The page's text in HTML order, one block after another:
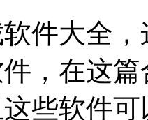
件大全
，在这
些软件